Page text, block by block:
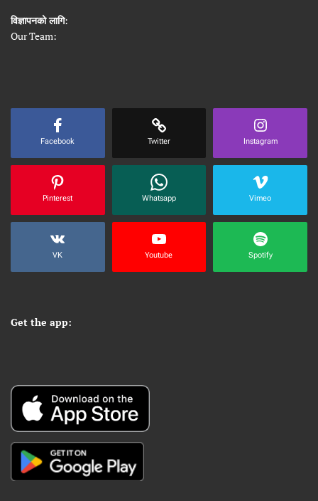
विज्ञापनको लागि:
Our Team:
Facebook Twitter Instagram
Pinterest Whatsapp Vimeo
VK Youtube Spotify
Get the app: